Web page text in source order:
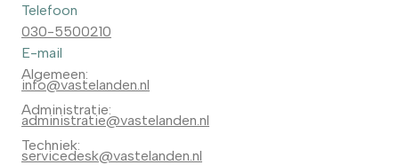
Telefoon
030-5500210
E-mail
Algemeen:
info@vastelanden.nl
Administratie:
administratie@vastelanden.nl
Techniek:
servicedesk@vastelanden.nl